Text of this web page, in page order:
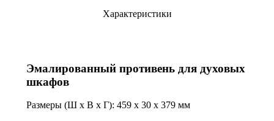
Характеристики
Эмалированный противень для духовых
шкафов
Размеры (Ш х В х Г): 459 х 30 х 379 мм